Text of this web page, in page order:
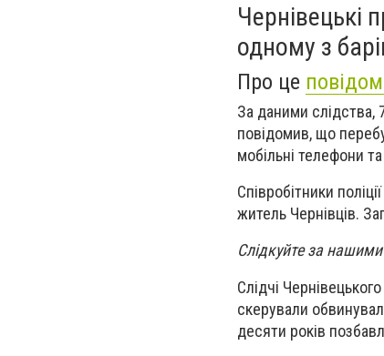
Чернівецькі
одному з
Про це
За даними слідства,
повідомив, що
мобільні телефони
Співробітники
житель Чернівців.
Слідкуйте за
Слідчі
скерували
десяти років